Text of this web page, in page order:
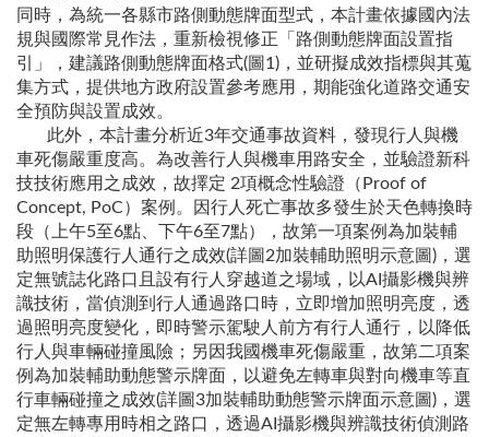
同時，為統一各縣市路側動態牌面型式，本計畫依據國內法
規與國際常見作法，重新檢視修正「路側動態牌面設置指
引」，建議路側動態牌面格式(圖1)，並研擬成效指標與其蒐
集方式，提供地方政府設置參考應用，期能強化道路交通安
全預防與設置成效。
此外，本計畫分析近3年交通事故資料，發現行人與機
車死傷嚴重度高。為改善行人與機車用路安全，並驗證新科
技技術應用之成效，故擇定 2項概念性驗證（Proof of
Concept, PoC）案例。因行人死亡事故多發生於天色轉換時
段（上午5至6點、下午6至7點），故第一項案例為加裝輔
助照明保護行人通行之成效(詳圖2加裝輔助照明示意圖)，選
定無號誌化路口且設有行人穿越道之場域，以AI攝影機與辨
識技術，當偵測到行人通過路口時，立即增加照明亮度，透
過照明亮度變化，即時警示駕駛人前方有行人通行，以降低
行人與車輛碰撞風險；另因我國機車死傷嚴重，故第二項案
例為加裝輔助動態警示牌面，以避免左轉車與對向機車等直
行車輛碰撞之成效(詳圖3加裝輔助動態警示牌面示意圖)，選
定無左轉專用時相之路口，透過AI攝影機與辨識技術偵測路